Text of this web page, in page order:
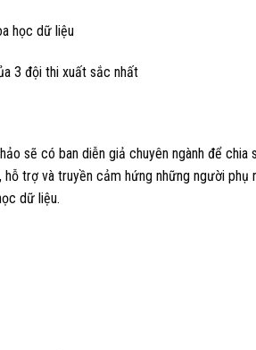
học dữ liệu
3 đội thi xuất sắc nhất
sẽ có ban diễn giả chuyên ngành để chia
trợ và truyền cảm hứng những người
dữ liệu.